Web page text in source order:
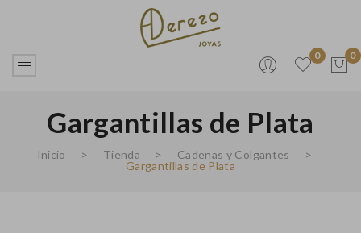
0
No products in the cart.
0
Gargantillas de Plata
Inicio > Tienda > Cadenas y Colgantes
>
Gargantillas de Plata